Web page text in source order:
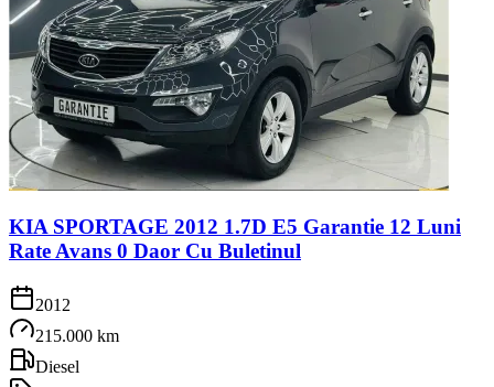
KIA SPORTAGE 2012 1.7D E5 Garantie 12 Luni
Rate Avans 0 Daor Cu Buletinul
2012
215.000 km
Diesel